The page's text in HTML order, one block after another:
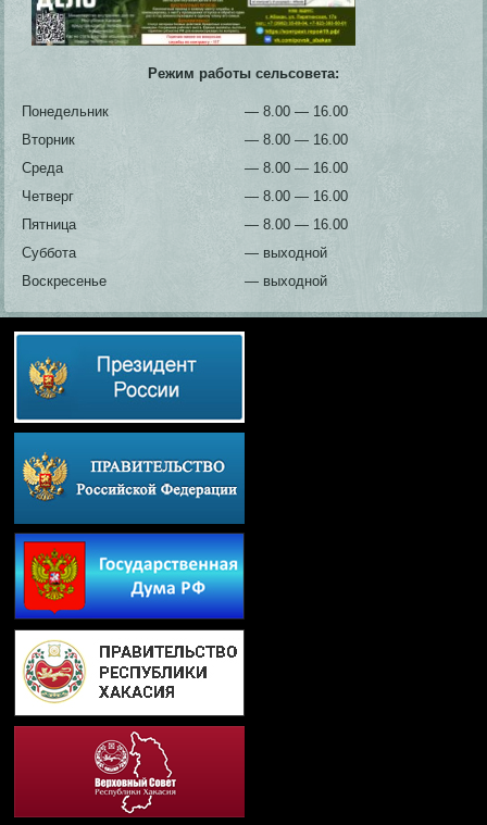
Режим работы сельсовета:
Понедельник
— 8.00 — 16.00
Вторник
— 8.00 — 16.00
Среда
— 8.00 — 16.00
Четверг
— 8.00 — 16.00
Пятница
— 8.00 — 16.00
Суббота
— выходной
Воскресенье
— выходной